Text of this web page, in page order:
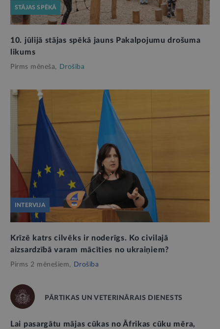
STĀJAS SPĒKĀ
10. jūlijā stājas spēkā jauns Pakalpojumu drošuma
likums
Pirms mēneša, Drošība
INTERVIJA
Krīzē katrs cilvēks ir noderīgs. Ko civilajā
aizsardzībā varam mācīties no ukraiņiem?
Pirms 2 mēnešiem, Drošība
PĀRTIKAS UN VETERINĀRAIS DIENESTS
Lai pasargātu mājas cūkas no Āfrikas cūku mēra,